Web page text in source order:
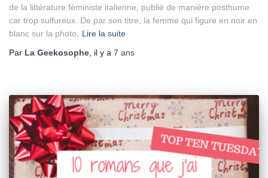
de la littérature féministe italienne, publié de manière posthume
car trop sulfureux. De par son titre, la femme qui figure en noir en
blanc sur la photo, Lire la suite
Par La Geekosophe, il y a 7 ans